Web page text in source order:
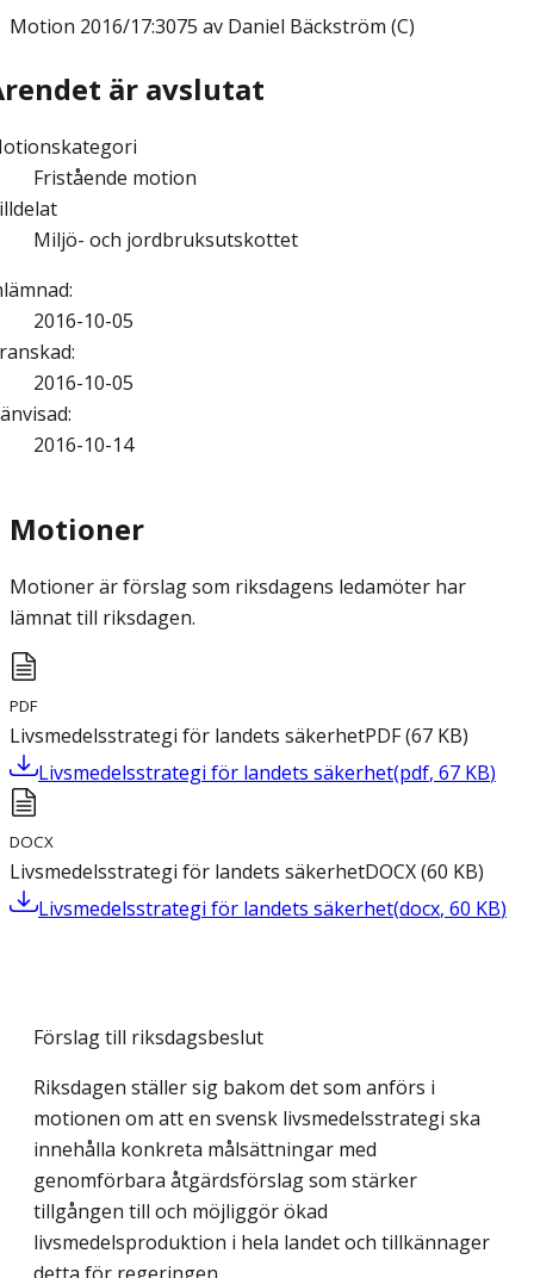
Motion 2016/17:3075 av Daniel Bäckström (C)
är avslutat
Fristående motion
Miljö- och jordbruksutskottet
:
2016-10-05
:
2016-10-05
:
2016-10-14
Motioner
Motioner är förslag som riksdagens ledamöter har
lämnat till riksdagen.
PDF
Livsmedelsstrategi för landets säkerhetPDF(67 KB)
Livsmedelsstrategi för landets säkerhet(pdf, 67 KB)
DOCX
Livsmedelsstrategi för landets säkerhetDOCX(60 KB)
Livsmedelsstrategi för landets säkerhet(docx, 60 KB)
Förslag till riksdagsbeslut
Riksdagen ställer sig bakom det som anförs i
motionen om att en svensk livsmedelsstrategi ska
innehålla konkreta målsättningar med
genomförbara åtgärdsförslag som stärker
tillgången till och möjliggör ökad
livsmedelsproduktion i hela landet och tillkännager